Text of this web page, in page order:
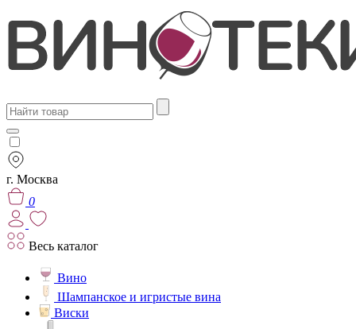
г. Москва
0
Весь каталог
Вино
Шампанское и игристые вина
Виски